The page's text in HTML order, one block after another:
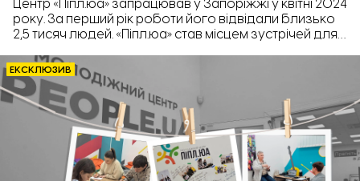
Центр «Піпл.юа» запрацював у Запоріжжі у квітні 2024
року. За перший рік роботи його відвідали близько
2,5 тисяч людей. «Піпл.юа» став місцем зустрічей для
області та мешканців Запоріжжя. Про це в коментарі
«Відбудові. Запоріжжя» розповів директор «Піпл.юа»
Назар Розумейко.
ЕКСКЛЮЗИВ